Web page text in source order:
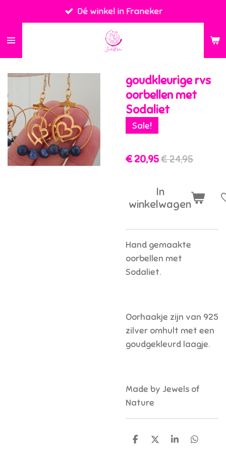
direct
naar
Dé winkel in Franeker
goudkleurige rvs
oorbellen met
Sodaliet
Sale!
€ 20,95€ 24,95
In
winkelwagen
Hand gemaakte
oorbellen met
Sodaliet.
Oorhaakje zijn van 925
zilver omhult met een
goudgekleurd laagje.
Made by Jewels of
Nature
D
D
S
D